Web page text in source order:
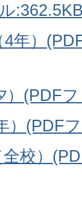
年）
）(PDF
）(PDF
校）